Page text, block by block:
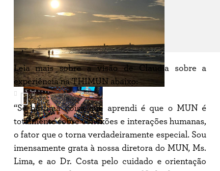
Leia mais sobre a visão de Claudia sobre a
experiência na THIMUN abaixo:
“Se há uma coisa que aprendi é que o MUN é
totalmente sobre conexões e interações humanas,
o fator que o torna verdadeiramente especial. Sou
imensamente grata à nossa diretora do MUN, Ms.
Lima, e ao Dr. Costa pelo cuidado e orientação